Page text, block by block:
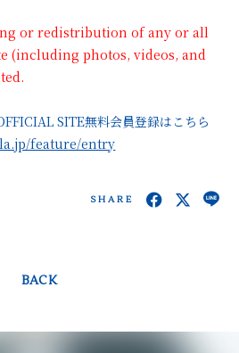
or redistribution of any or all
(including photos, videos, and
SITE無料会員登録はこちら
feature/entry
SHARE
BACK